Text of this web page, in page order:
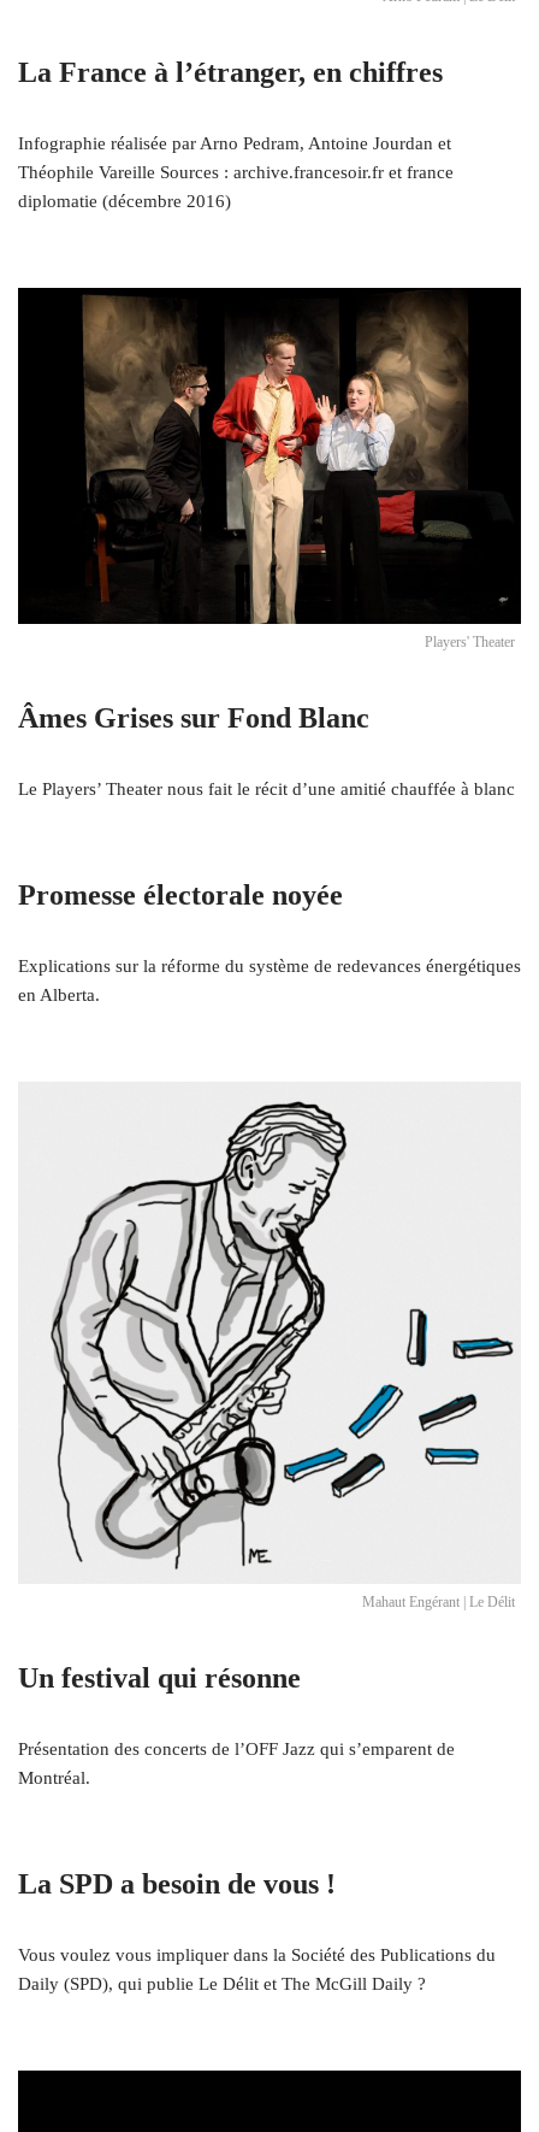
La France à l’étranger, en chiffres
Infographie réalisée par Arno Pedram, Antoine Jourdan et
Théophile Vareille Sources : archive​.francesoir​.fr et france
diplomatie (décembre 2016)
Players' Theater
Âmes Grises sur Fond Blanc
Le Players’ Theater nous fait le récit d’une amitié chauffée à blanc
Promesse électorale noyée
Explications sur la réforme du système de redevances énergétiques
en Alberta.
Mahaut Engérant | Le Délit
Un festival qui résonne
Présentation des concerts de l’OFF Jazz qui s’emparent de
Montréal.
La SPD a besoin de vous !
Vous voulez vous impliquer dans la Société des Publications du
Daily (SPD), qui publie Le Délit et The McGill Daily ?